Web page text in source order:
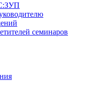
семинаров